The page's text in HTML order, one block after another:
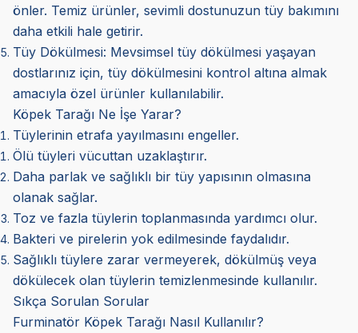
önler. Temiz ürünler, sevimli dostunuzun tüy bakımını
daha etkili hale getirir.
Tüy Dökülmesi: Mevsimsel tüy dökülmesi yaşayan
dostlarınız için, tüy dökülmesini kontrol altına almak
amacıyla özel ürünler kullanılabilir.
Köpek Tarağı Ne İşe Yarar?
Tüylerinin etrafa yayılmasını engeller.
Ölü tüyleri vücuttan uzaklaştırır.
Daha parlak ve sağlıklı bir tüy yapısının olmasına
olanak sağlar.
Toz ve fazla tüylerin toplanmasında yardımcı olur.
Bakteri ve pirelerin yok edilmesinde faydalıdır.
Sağlıklı tüylere zarar vermeyerek, dökülmüş veya
dökülecek olan tüylerin temizlenmesinde kullanılır.
Sıkça Sorulan Sorular
Furminatör Köpek Tarağı Nasıl Kullanılır?